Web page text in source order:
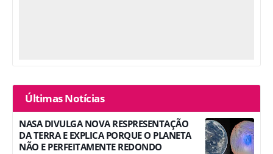
Últimas Notícias
NASA DIVULGA NOVA RESPRESENTAÇÃO
DA TERRA E EXPLICA PORQUE O PLANETA
NÃO E PERFEITAMENTE REDONDO